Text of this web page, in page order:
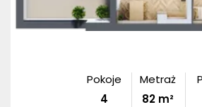
Pokoje
4
Metraż
82 m²